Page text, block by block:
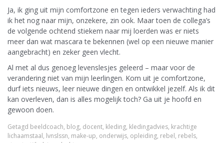
Ja, ik ging uit mijn comfortzone en tegen ieders verwachting had
ik het nog naar mijn, onzekere, zin ook. Maar toen de collega’s
de volgende ochtend stiekem naar mij loerden was er niets
meer dan wat mascara te bekennen (wel op een nieuwe manier
aangebracht) en zeker geen vlecht.
Al met al dus genoeg levenslesjes geleerd – maar voor de
verandering niet van mijn leerlingen. Kom uit je comfortzone,
durf iets nieuws, leer nieuwe dingen en ontwikkel jezelf. Als ik dit
kan overleven, dan is alles mogelijk toch? Ga uit je hoofd en
gewoon doen.
Getagd beeldcoach, blog, docent, kleding, kledingadvies, krachtige
lichaamstaal, lvnslssn, make-up, onderwijs, opleiding, rebel, rebels,